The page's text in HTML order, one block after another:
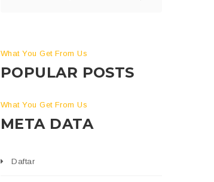
What You Get From Us
POPULAR POSTS
What You Get From Us
META DATA
Daftar